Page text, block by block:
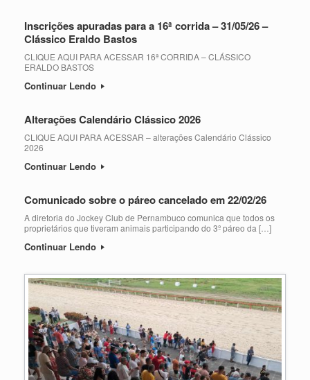
Inscrições apuradas para a 16ª corrida – 31/05/26 –
Clássico Eraldo Bastos
CLIQUE AQUI PARA ACESSAR 16ª CORRIDA – CLÁSSICO
ERALDO BASTOS
Continuar Lendo
Alterações Calendário Clássico 2026
CLIQUE AQUI PARA ACESSAR – alterações Calendário Clássico
2026
Continuar Lendo
Comunicado sobre o páreo cancelado em 22/02/26
A diretoria do Jockey Club de Pernambuco comunica que todos os
proprietários que tiveram animais participando do 3º páreo da […]
Continuar Lendo